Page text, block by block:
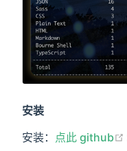
安装
安装： 点此 github